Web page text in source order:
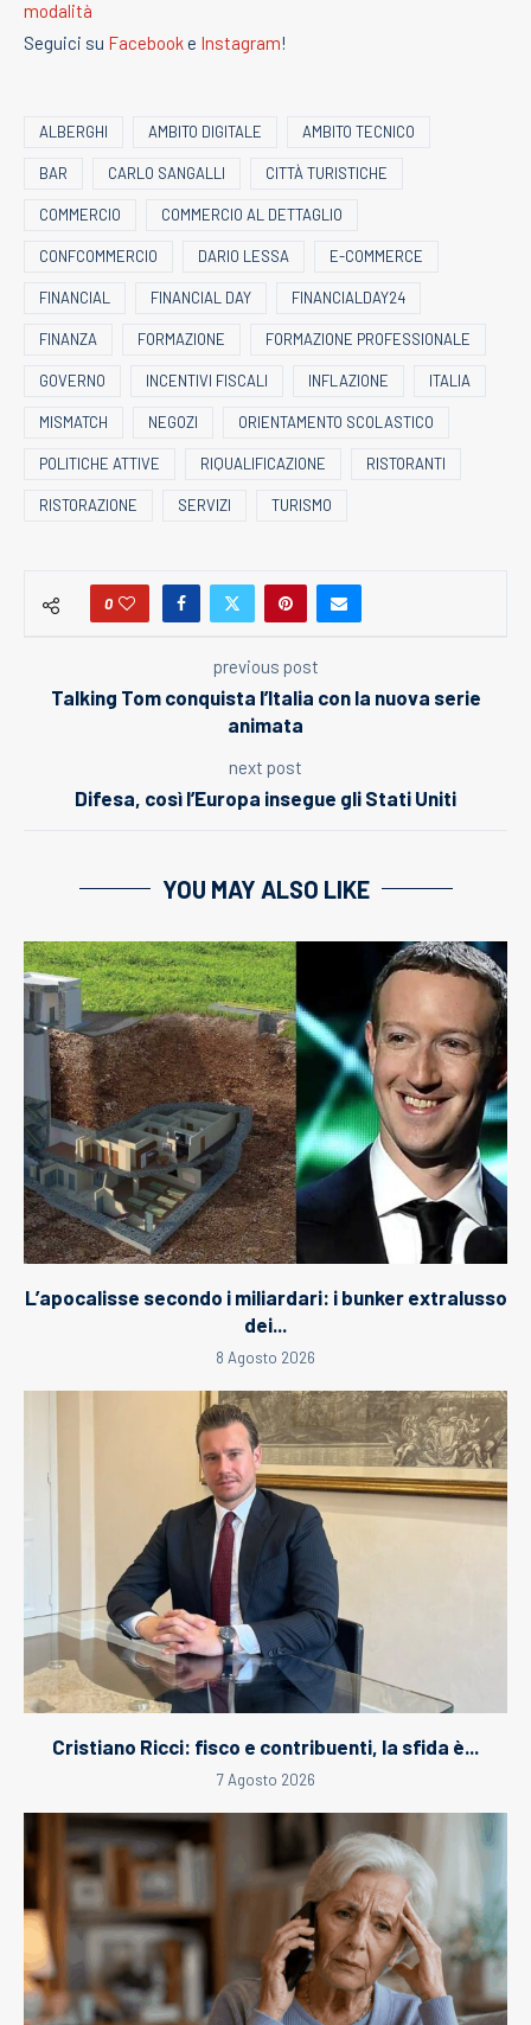
modalità
Seguici su Facebooke Instagram!
ALBERGHI AMBITO DIGITALE AMBITO TECNICO
BAR CARLO SANGALLI CITTÀ TURISTICHE
COMMERCIO COMMERCIO AL DETTAGLIO
CONFCOMMERCIO DARIO LESSA E-COMMERCE
FINANCIAL FINANCIAL DAY FINANCIALDAY24
FINANZA FORMAZIONE FORMAZIONE PROFESSIONALE
GOVERNO INCENTIVI FISCALI INFLAZIONE ITALIA
MISMATCH NEGOZI ORIENTAMENTO SCOLASTICO
POLITICHE ATTIVE RIQUALIFICAZIONE RISTORANTI
RISTORAZIONE SERVIZI TURISMO
0
previous post
Talking Tom conquista l’Italia con la nuova serie
animata
next post
Difesa, così l’Europa insegue gli Stati Uniti
YOU MAY ALSO LIKE
L’apocalisse secondo i miliardari: i bunker extralusso
dei...
8 Agosto 2026
Cristiano Ricci: fisco e contribuenti, la sfida è...
7 Agosto 2026